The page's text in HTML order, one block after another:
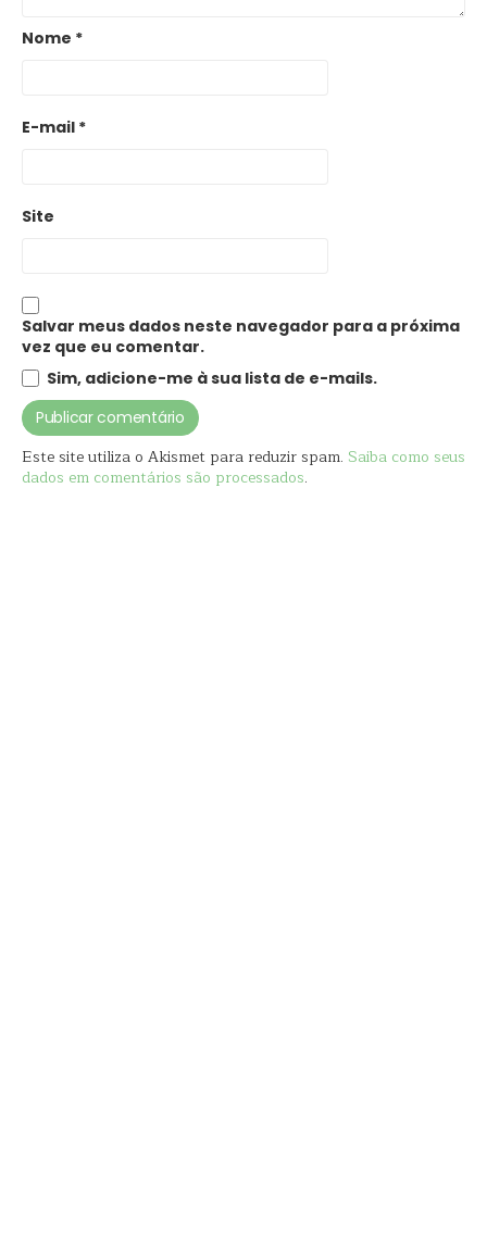
Nome *
E-mail *
Site
Salvar meus dados neste navegador para a próxima
vez que eu comentar.
Sim, adicione-me à sua lista de e-mails.
Este site utiliza o Akismet para reduzir spam. Saiba como seus
dados em comentários são processados.